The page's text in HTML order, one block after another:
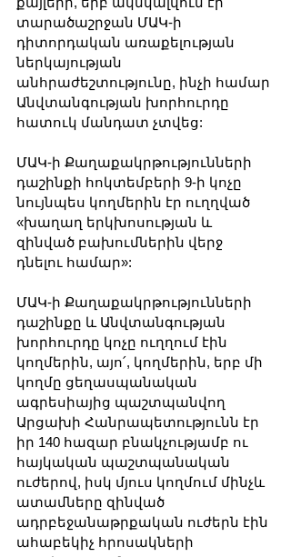
տարածաշրջան ՄԱԿ-ի
դիտորդական առաքելության
ներկայության
անհրաժեշտությունը, ինչի համար
Անվտանգության խորհուրդը
հատուկ մանդատ չտվեց:
ՄԱԿ-ի Քաղաքակրթությունների
դաշինքի հոկտեմբերի 9-ի կոչը
նույնպես կողմերին էր ուղղված
«խաղաղ երկխոսության և
զինված բախումներին վերջ
դնելու համար»:
ՄԱԿ-ի Քաղաքակրթությունների
դաշինքը և Անվտանգության
խորհուրդը կոչը ուղղում էին
կողմերին, այո՛, կողմերին, երբ մի
կողմը ցեղասպանական
ագրեսիայից պաշտպանվող
Արցախի Հանրապետությունն էր
իր 140 հազար բնակչությամբ ու
հայկական պաշտպանական
ուժերով, իսկ մյուս կողմում մինչև
ատամները զինված
ադրբեջանաթրքական ուժերն էին
ահաբեկիչ հրոսակների